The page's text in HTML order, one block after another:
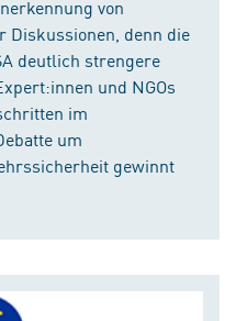
von
denn die
deutlich strengere
und NGOs
im
um
gewinnt